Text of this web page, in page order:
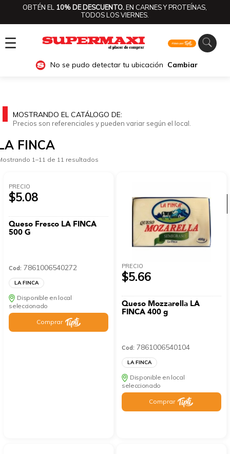
OBTÉN EL 10% DE DESCUENTO.EN CARNES Y PROTEÍNAS,
TODOS LOS VIERNES.
☰
No se pudo detectar tu ubicación Cambiar
Ver categorías
MOSTRANDO EL CATÁLOGO DE:
Precios son referenciales y pueden variar según el local.
FINCA
1–11 de 11 resultados
PRECIO
$5.08
Queso Fresco LA FINCA
500 G
Cod: 7861006540272
LA FINCA
Disponible en local
seleccionado
Comprar
PRECIO
$5.66
Queso Mozzarella LA
FINCA 400 g
Cod: 7861006540104
LA FINCA
Disponible en local
seleccionado
Comprar